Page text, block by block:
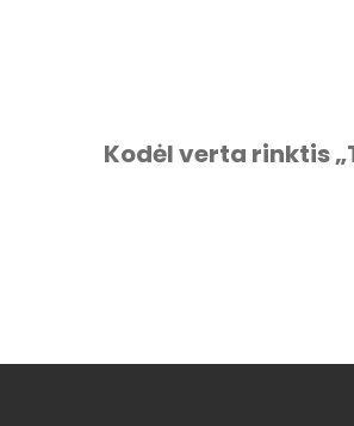
Kodėl verta rinktis